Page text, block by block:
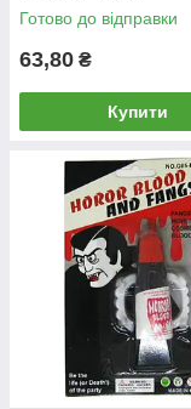
Готово до відправки
63,80 ₴
Купити